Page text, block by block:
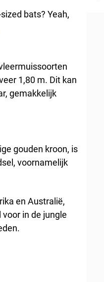
bats? Yeah,
1,80 m. Dit kan
gemakkelijk
gouden kroon, is
voornamelijk
en Australië,
in de jungle